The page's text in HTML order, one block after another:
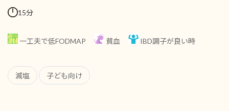
15分
一工夫で低FODMAP 貧血 IBD調子が良い時
減塩 子ども向け